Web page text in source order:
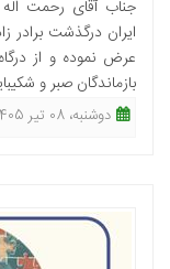
جناب آقای رحمت
ایران درگذشت برادر
عرض نموده و از
بازماندگان صبر و
دوشنبه، 08 تیر 1405 - 09:49